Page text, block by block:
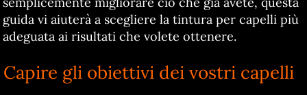
guida vi aiuterà a scegliere la tintura per capelli più
adeguata ai risultati che volete ottenere.
Capire gli obiettivi dei vostri capelli